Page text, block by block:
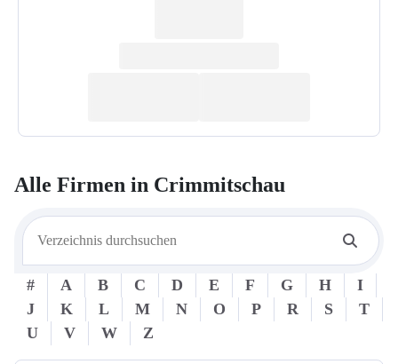
Alle Firmen in Crimmitschau
# A B C D E F G H
I
J
K L M N O P R S
T
U
V W Z